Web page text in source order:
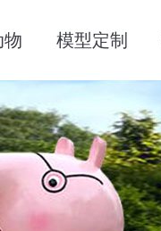
物 模型定制